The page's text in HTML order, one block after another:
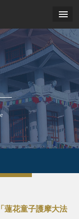
蓮花童子護摩大法